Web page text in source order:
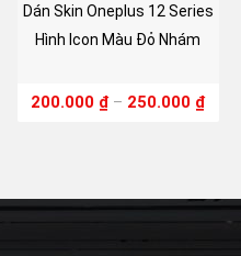
Dán Skin Oneplus 12 Series
Hình Icon Màu Đỏ Nhám
200.000 ₫– 250.000 ₫